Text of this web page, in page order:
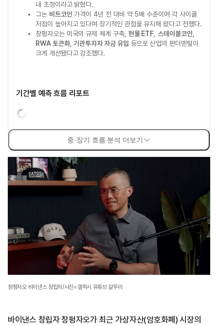
내 조정이라고 밝혔다.
그는 비트코인 가격이 4년 전 대비 약 5배 수준이며 각 사이클
저점이 높아지고 있다며 장기적인 관점을 유지해 왔다고 전했다.
창펑자오는 미국의 규제 체계 구축, 현물 ETF 스테이블코인
RWA 토큰화,기관투자자 자금 유입 등으로 산업의 펀더멘털이
크게 개선됐다고 강조했다.
기간별 예측 흐름 리포트
중·장기 흐름 분석 더보기
창펑자오 바이낸스 창립자/사진=갤럭시 유튜브 갈무리
바이낸스 창립자 창펑자오가 최근 가상자산(암호화폐) 시장의